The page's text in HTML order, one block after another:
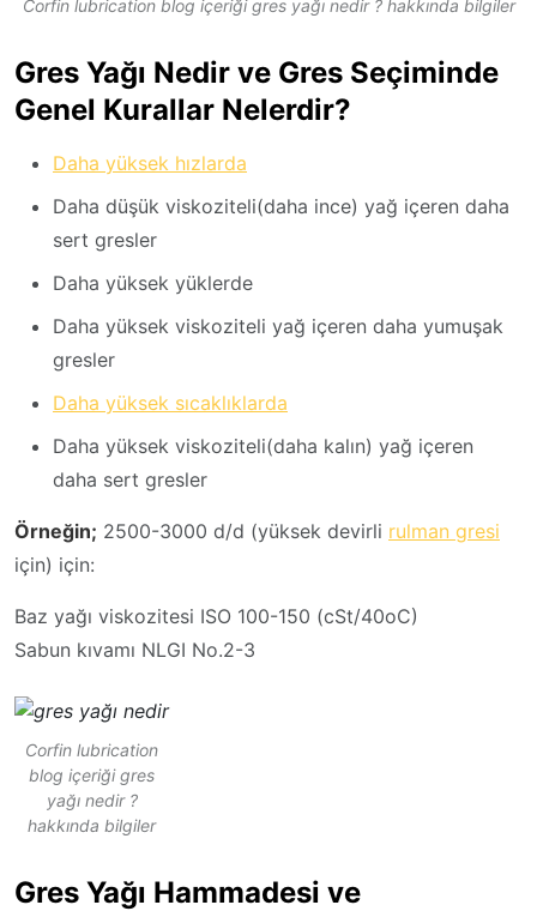
Corfin lubrication blog içeriği gres yağı nedir ? hakkında bilgiler
Gres Yağı Nedir ve Gres Seçiminde
Genel Kurallar Nelerdir?
Daha yüksek hızlarda
Daha düşük viskoziteli(daha ince) yağ içeren daha
sert gresler
Daha yüksek yüklerde
Daha yüksek viskoziteli yağ içeren daha yumuşak
gresler
Daha yüksek sıcaklıklarda
Daha yüksek viskoziteli(daha kalın) yağ içeren
daha sert gresler
Örneğin; 2500-3000 d/d (yüksek devirli rulman gresi
için) için:
Baz yağı viskozitesi ISO 100-150 (cSt/40oC)
Sabun kıvamı NLGI No.2-3
Corfin lubrication
blog içeriği gres
yağı nedir ?
hakkında bilgiler
Gres Yağı Hammadesi ve